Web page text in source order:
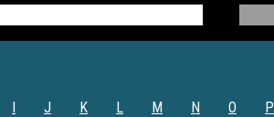
I J K L M N O P